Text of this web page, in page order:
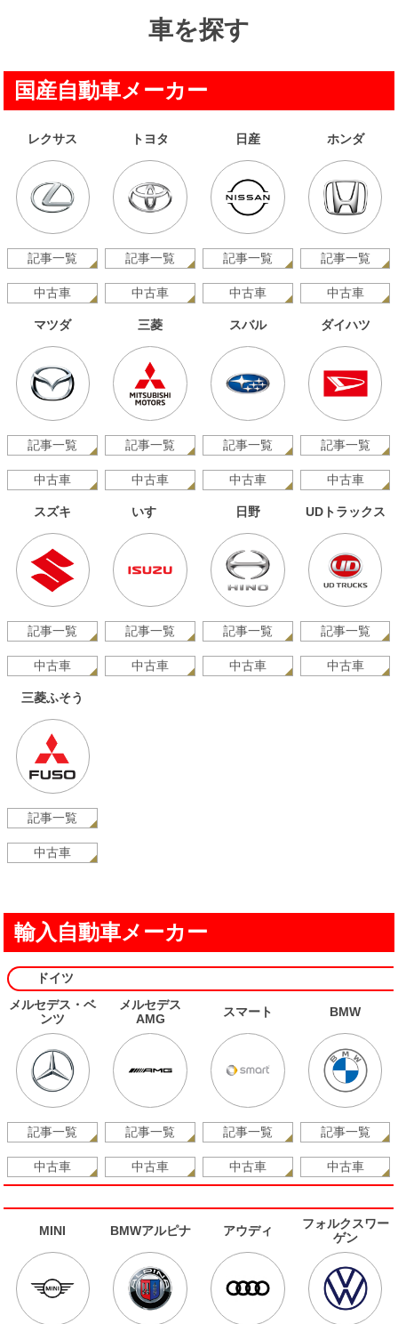
車を探す
国産自動車メーカー
レクサス
記事一覧
中古車
トヨタ
記事一覧
中古車
日産
記事一覧
中古車
ホンダ
記事一覧
中古車
マツダ
記事一覧
中古車
三菱
記事一覧
中古車
スバル
記事一覧
中古車
ダイハツ
記事一覧
中古車
スズキ
記事一覧
中古車
いすゞ
記事一覧
中古車
日野
記事一覧
中古車
UDトラックス
記事一覧
中古車
三菱ふそう
記事一覧
中古車
輸入自動車メーカー
ドイツ
メルセデス・ベ
ンツ
記事一覧
中古車
メルセデス
AMG
記事一覧
中古車
スマート
記事一覧
中古車
BMW
記事一覧
中古車
MINI BMWアルピナ アウディ
フォルクスワー
ゲン